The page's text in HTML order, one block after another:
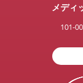
メディ
101-